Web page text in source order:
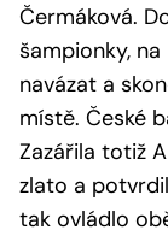
Čermáková.
šampionky,
navázat a
místě. České
Zazářila totiž
zlato a
tak ovládlo